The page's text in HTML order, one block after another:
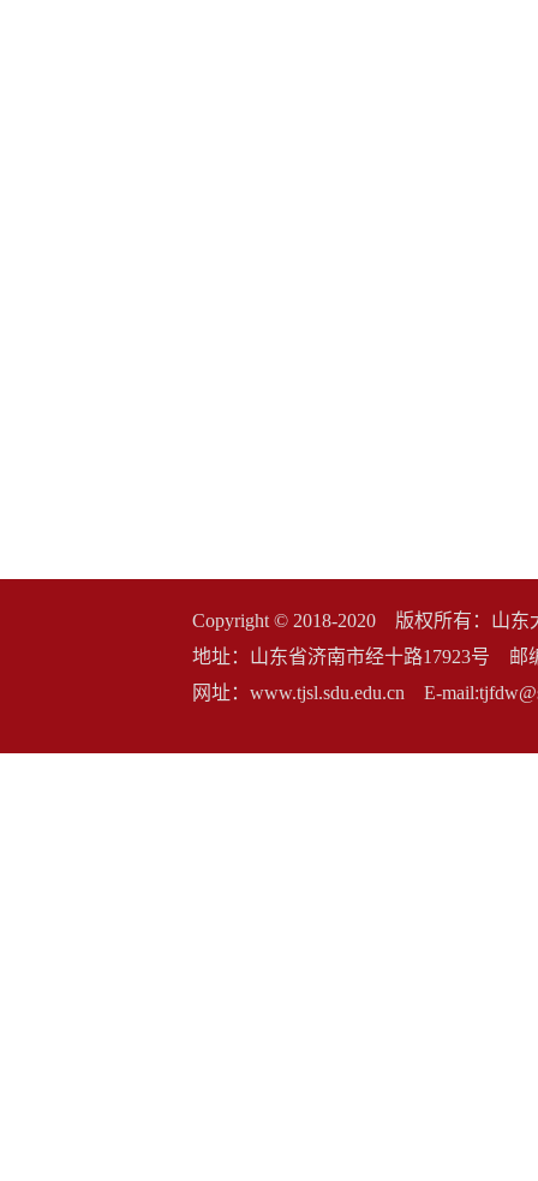
Copyright © 2018-2020 版权所有：山
地址：山东省济南市经十路17923号 邮
网址：www.tjsl.sdu.edu.cn E-